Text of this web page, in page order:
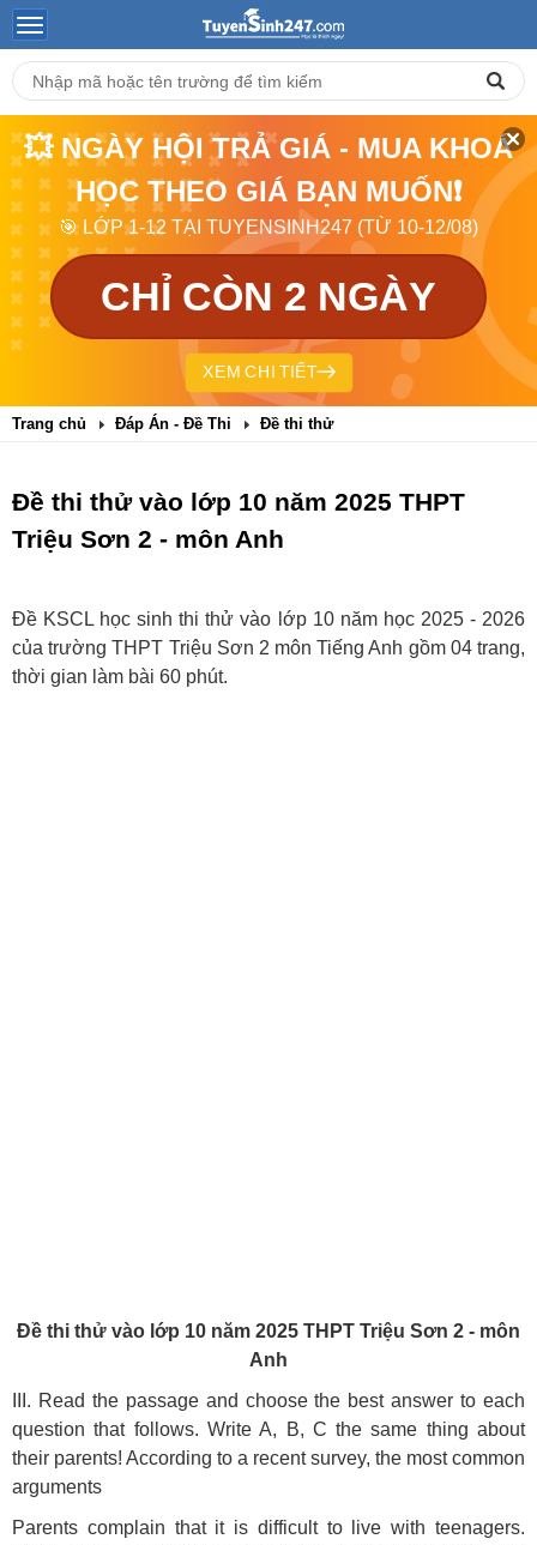
💥 NGÀY HỘI TRẢ GIÁ - MUA KHOÁ
HỌC THEO GIÁ BẠN MUỐN❗
🎯 LỚP 1-12 TẠI TUYENSINH247 (TỪ 10-12/08)
CHỈ CÒN 2 NGÀY
XEM CHI TIẾT
Trang chủ Đáp Án - Đề Thi Đề thi thử
Đề thi thử vào lớp 10 năm 2025 THPT
Triệu Sơn 2 - môn Anh
Đề KSCL học sinh thi thử vào lớp 10 năm học 2025 - 2026
của trường THPT Triệu Sơn 2 môn Tiếng Anh gồm 04 trang,
thời gian làm bài 60 phút.
Đề thi thử vào lớp 10 năm 2025 THPT Triệu Sơn 2 - môn
Anh
III. Read the passage and choose the best answer to each
question that follows. Write A, B, C the same thing about
their parents! According to a recent survey, the most common
arguments
Parents complain that it is difficult to live with teenagers.